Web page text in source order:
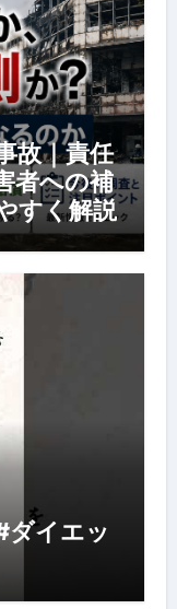
故｜責任
者への補
すく解説
ダイエッ